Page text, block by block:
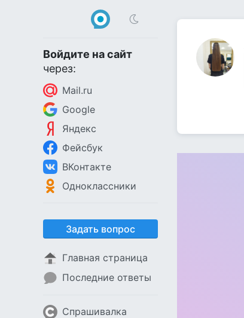
Войдите на сайт
через:
Mail.ru
Google
Яндекс
Фейсбук
ВКонтакте
Одноклассники
Задать вопрос
Главная страница
Последние ответы
Спрашивалка